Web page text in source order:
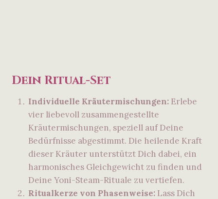
Dein Ritual-Set
Individuelle Kräutermischungen: Erlebe
vier liebevoll zusammengestellte
Kräutermischungen, speziell auf Deine
Bedürfnisse abgestimmt. Die heilende Kraft
dieser Kräuter unterstützt Dich dabei, ein
harmonisches Gleichgewicht zu finden und
Deine Yoni-Steam-Rituale zu vertiefen.
Ritualkerze von Phasenweise: Lass Dich